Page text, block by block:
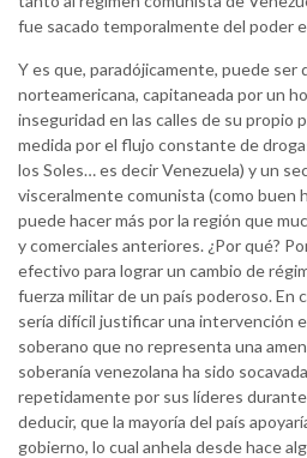
fue sacado temporalmente del poder
Y es que, paradójicamente, puede ser
norteamericana, capitaneada por un
inseguridad en las calles de su propio
medida por el flujo constante de
los Soles… es decir Venezuela) y un
visceralmente comunista (como buen
puede hacer más por la región que
y comerciales anteriores. ¿Por qué?
efectivo para lograr un cambio de
fuerza militar de un país poderoso. En
sería difícil justificar una intervención
soberano que no representa una
soberanía venezolana ha sido socavada
repetidamente por sus líderes
deducir, que la mayoría del país
gobierno, lo cual anhela desde hace